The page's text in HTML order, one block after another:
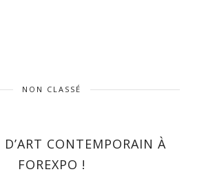
NON CLASSÉ
D’ART CONTEMPORAIN À
FOREXPO !